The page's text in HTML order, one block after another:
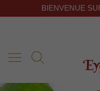
BIENVENUE